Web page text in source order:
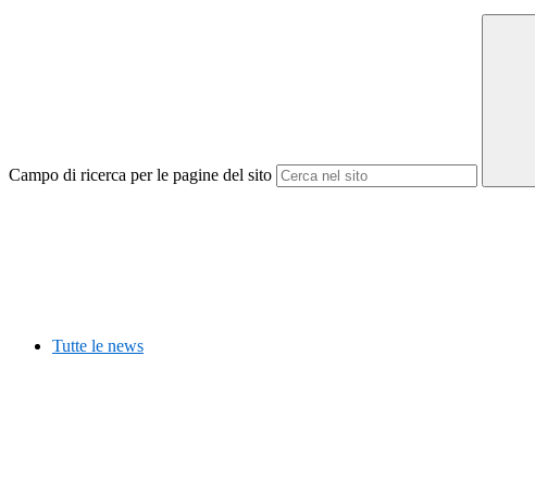
Campo di ricerca per le pagine del sito
Tutte le news